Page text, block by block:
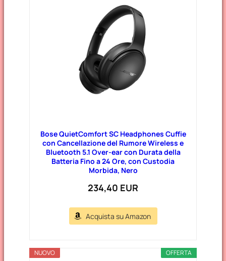
Bose QuietComfort SC Headphones Cuffie
con Cancellazione del Rumore Wireless e
Bluetooth 5.1 Over-ear con Durata della
Batteria Fino a 24 Ore, con Custodia
Morbida, Nero
234,40 EUR
Acquista su Amazon
OFFERTA
NUOVO